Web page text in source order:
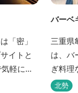
「密」
イトと
軽に非
イト、
バーベ
三重県
は、バ
ぎ料理な
は、食
北勢